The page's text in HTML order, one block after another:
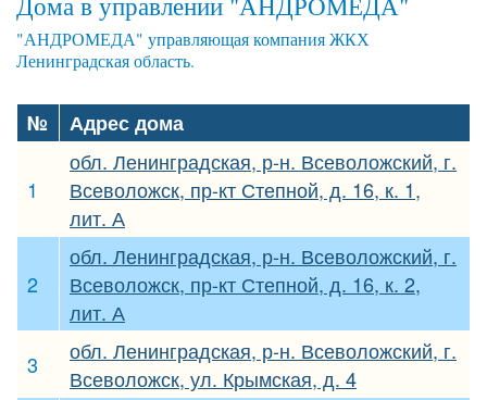
"АНДРОМЕДА" управляющая компания ЖКХ
Ленинградская область.
№ Адрес дома
1
обл. Ленинградская, р-н. Всеволожский, г.
Всеволожск, пр-кт Степной, д. 16, к. 1,
лит. А
2
обл. Ленинградская, р-н. Всеволожский, г.
Всеволожск, пр-кт Степной, д. 16, к. 2,
лит. А
3
обл. Ленинградская, р-н. Всеволожский, г.
Всеволожск, ул. Крымская, д. 4